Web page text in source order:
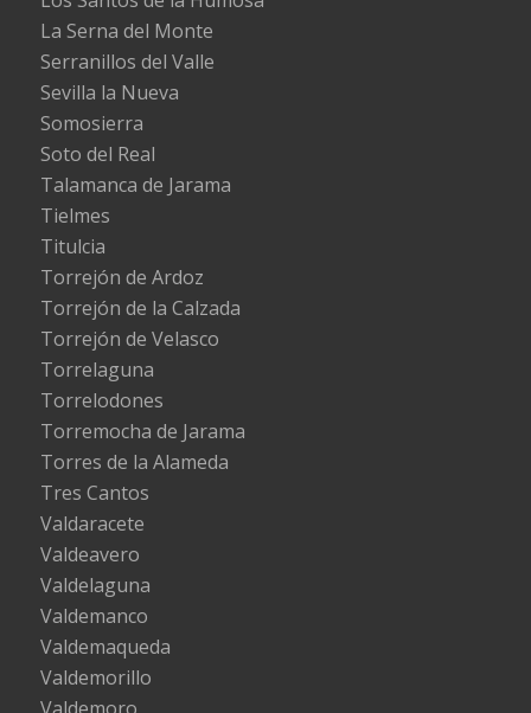
La Serna del Monte
Serranillos del Valle
Sevilla la Nueva
Somosierra
Soto del Real
Talamanca de Jarama
Tielmes
Titulcia
Torrejón de Ardoz
Torrejón de la Calzada
Torrejón de Velasco
Torrelaguna
Torrelodones
Torremocha de Jarama
Torres de la Alameda
Tres Cantos
Valdaracete
Valdeavero
Valdelaguna
Valdemanco
Valdemaqueda
Valdemorillo